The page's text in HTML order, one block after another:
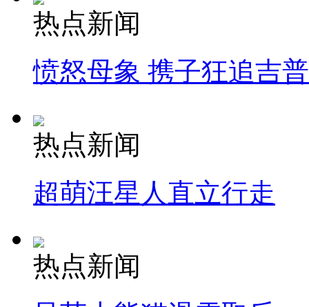
热点新闻
愤怒母象 携子狂追吉
热点新闻
超萌汪星人直立行走
热点新闻